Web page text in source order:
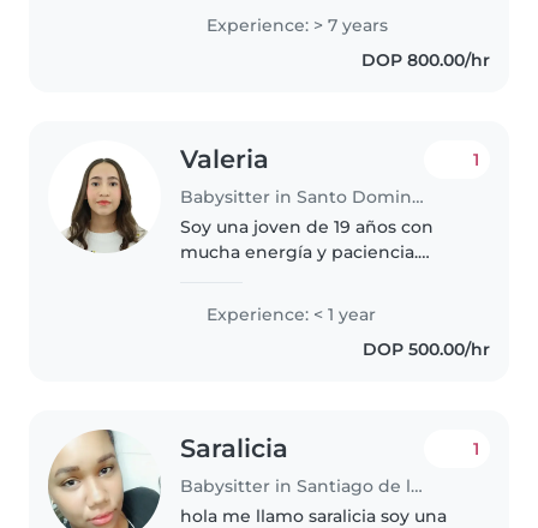
experiencia cuidando bebés,
niños pequeños y niños en edad
escolar. Me encanta dibujar,
Experience: > 7 years
DOP 800.00/hr
Valeria
Babysitter in Santo Domingo
1
Soy una joven de 19 años con
mucha energía y paciencia.
experiencia formal como niñera,
me encanta estar con niños de
todas las edades, desde bebés
Experience: < 1 year
DOP 500.00/hr
Saralicia
Babysitter in Santiago de los Caballeros
1
hola me llamo saralicia soy una